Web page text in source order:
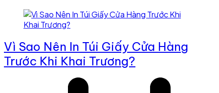
Vì Sao Nên In Túi Giấy Cửa Hàng
Trước Khi Khai Trương?